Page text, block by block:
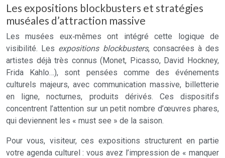
Les expositions blockbusters et stratégies
muséales d’attraction massive
Les musées eux‑mêmes ont intégré cette logique de
visibilité. Les expositions blockbusters, consacrées à des
artistes déjà très connus (Monet, Picasso, David Hockney,
Frida Kahlo…), sont pensées comme des événements
culturels majeurs, avec communication massive, billetterie
en ligne, nocturnes, produits dérivés. Ces dispositifs
concentrent l’attention sur un petit nombre d’œuvres phares,
qui deviennent les « must see » de la saison.
Pour vous, visiteur, ces expositions structurent en partie
votre agenda culturel : vous avez l’impression de « manquer